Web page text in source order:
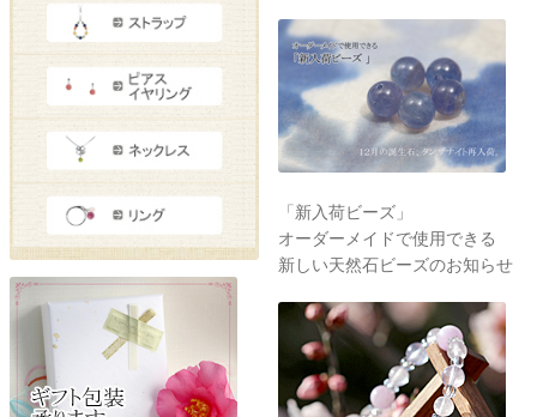
「新入荷ビーズ」
オーダーメイドで使用できる
新しい天然石ビーズのお知らせ